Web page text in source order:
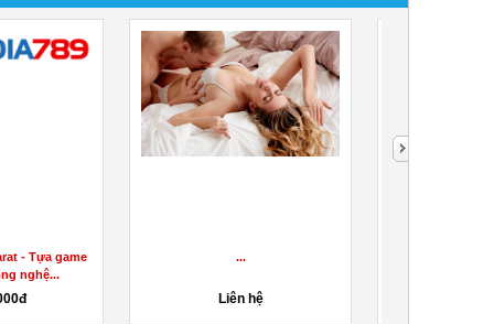
Regen CBD Gummies Review(
fiddle or Legit) – Does Regen...